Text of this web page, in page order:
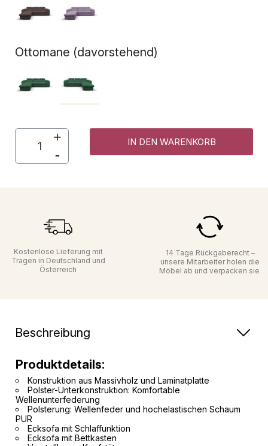
Ottomane (davorstehend)
IN DEN WARENKORB
Kostenlose Lieferung mit
Tragen in Deutschland und
Österreich
14 Tage Rückgaberecht –
unsere Mitarbeiter holen die
Möbel ab und verpacken sie
Beschreibung
Produktdetails:
Konstruktion aus Massivholz und Laminatplatte
Polster-Unterkonstruktion: Komfortable
Wellenunterfederung
Polsterung: Wellenfeder und hochelastischen Schaum
PUR
Ecksofa mit Schlaffunktion
Ecksofa mit Bettkasten